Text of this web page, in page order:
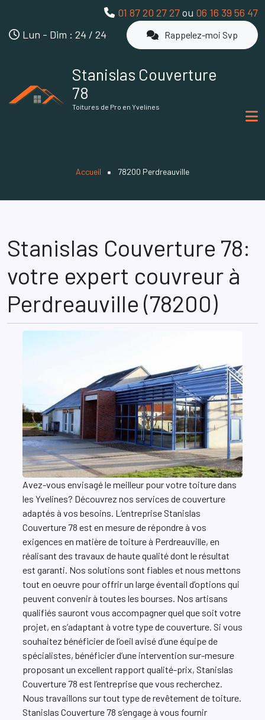
01 87 20 27 27ou 06 16 39 56 47
Lun - Dim : 24 / 24
Rappelez-moi Svp
Stanislas Couverture
78
Toitures de Pro en Yvelines
Fil d'Ariane
Accueil 78200 Perdreauville
Stanislas Couverture 78:
votre expert couvreur à
Perdreauville (78200)
Avez-vous envisagé le meilleur pour votre toiture dans
les Yvelines? Découvrez nos services de couverture
adaptés à vos besoins. L’entreprise Stanislas
Couverture 78 est en mesure de répondre à vos
exigences en matière de toiture à Perdreauville, en
réalisant des travaux de haute qualité dont le résultat
est garanti. Nos solutions sont fiables et nous mettons
tout en oeuvre pour offrir un large éventail d’options qui
peuvent convenir à toutes les bourses. Nos artisans
qualifiés sauront vous accompagner quel que soit votre
projet, en s’adaptant à votre type de couverture. Si vous
souhaitez bénéficier de l’oeil avisé d’une équipe de
spécialistes, bénéficier d’une intervention sur-mesure
proposant un excellent rapport qualité-prix, Stanislas
Couverture 78 est l’entreprise que vous recherchez.
Nous travaillons sur tout type de revêtement de toiture.
Stanislas Couverture 78 s’engage à vous fournir